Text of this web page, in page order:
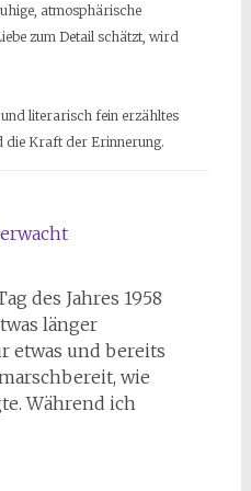
atmosphärische
zum Detail schätzt, wird
literarisch fein erzähltes
die Kraft der Erinnerung.
des Jahres 1958
länger
etwas und bereits
wie
Während ich